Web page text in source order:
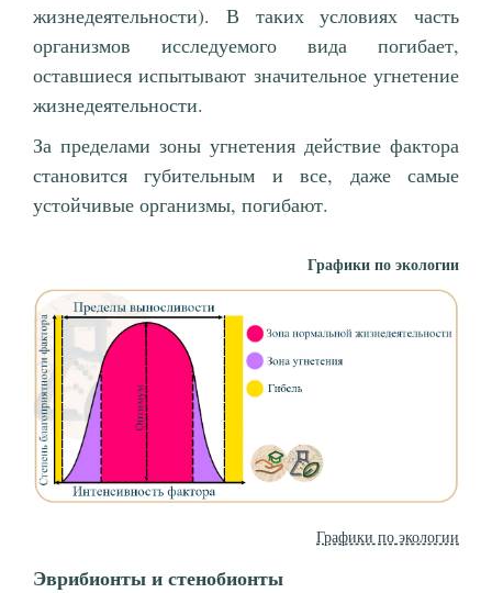
жизнедеятельности). В таких условиях часть
организмов исследуемого вида погибает,
оставшиеся испытывают значительное угнетение
жизнедеятельности.
За пределами зоны угнетения действие фактора
становится губительным и все, даже самые
устойчивые организмы, погибают.
Графики по экологии
Графики по экологии
Эврибионты и стенобионты